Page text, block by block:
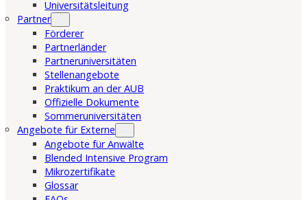
Universitätsleitung
Partner
Förderer
Partnerländer
Partneruniversitäten
Stellenangebote
Praktikum an der AUB
Offizielle Dokumente
Sommeruniversitäten
Angebote für Externe
Angebote für Anwälte
Blended Intensive Program
Mikrozertifikate
Glossar